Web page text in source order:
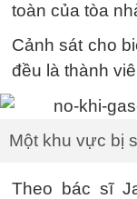
toàn của tòa
Cảnh sát cho
đều là thành
Một khu vực bị
Theo bác sĩ